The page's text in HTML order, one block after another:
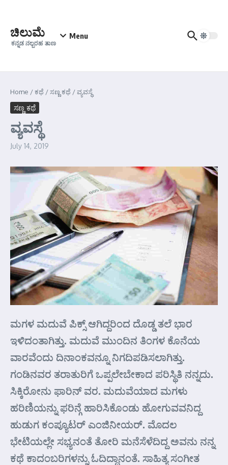
ಚಿಲುಮೆ
ಕನ್ನಡ ನಲ್ಬರಹ ತಾಣ
Menu
Home /ಕಥೆ /ಸಣ್ಣ ಕಥೆ /ವ್ಯವಸ್ಥೆ
ಸಣ್ಣ ಕಥೆ
ವ್ಯವಸ್ಥೆ
July 14, 2019
ಮಗಳ ಮದುವೆ ಪಿಕ್ಸ್ ಆಗಿದ್ದರಿಂದ ದೊಡ್ಡ ತಲೆ ಭಾರ
ಇಳಿದಂತಾಗಿತ್ತು. ಮದುವೆ ಮುಂದಿನ ತಿಂಗಳ ಕೊನೆಯ
ವಾರವೆಂದು ದಿನಾಂಕವನ್ನೂ ನಿಗದಿಪಡಿಸಲಾಗಿತ್ತು.
ಗಂಡಿನವರ ತರಾತುರಿಗೆ ಒಪ್ಪಲೇಬೇಕಾದ ಪರಿಸ್ಥಿತಿ ನನ್ನದು.
ಸಿಕ್ಕಿರೋನು ಫಾರಿನ್ ವರ. ಮದುವೆಯಾದ ಮಗಳು
ಹರಿಣಿಯನ್ನು ಫರಿನ್ಗೆ ಹಾರಿಸಿಕೊಂಡು ಹೋಗುವವನಿದ್ದ
ಹುಡುಗ ಕಂಪ್ಯೂಟರ್ ಎಂಜಿನೀಯರ್. ಮೊದಲ
ಭೇಟಿಯಲ್ಲೇ ಸಭ್ಯನಂತೆ ತೋರಿ ಮನೆಸೆಳೆದಿದ್ದ ಅವನು ನನ್ನ
ಕಥೆ ಕಾದಂಬರಿಗಳನ್ನು ಓದಿದ್ದಾನಂತೆ. ಸಾಹಿತ್ಯ ಸಂಗೀತ